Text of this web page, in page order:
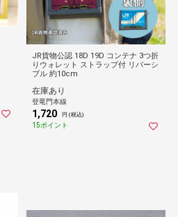
JR貨物公認 18D 19D コンテナ 3つ折
りウォレット ストラップ付 リバーシ
ブル 約10cm
在庫あり
登竜門本線
1,720 円 (税込)
15ポイント